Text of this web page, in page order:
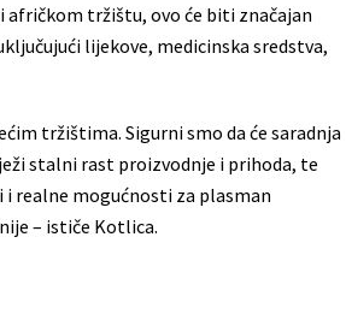
tržištu, ovo će biti značajan
lijekove, medicinska sredstva,
tržištima. Sigurni smo da će saradnja
stalni rast proizvodnje i prihoda, te
realne mogućnosti za plasman
– ističe Kotlica.